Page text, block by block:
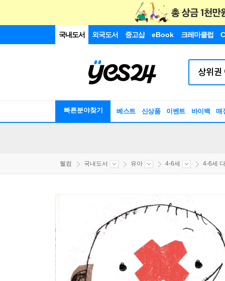
국내도서 외국도서 중고샵 eBook 크레마클럽
빠른분야찾기 베스트 신상품 이벤트 바이백 매
웰컴 국내도서 유아 4-6세 4-6세